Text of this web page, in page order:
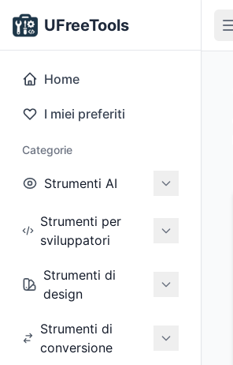
UFreeTools
Home
I miei preferiti
Categorie
Strumenti AI
Strumenti per
sviluppatori
Strumenti di
design
Strumenti di
conversione